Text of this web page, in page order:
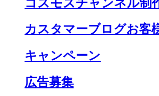
コスモスチャンネル制
カスタマーブログお客
キャンペーン
広告募集